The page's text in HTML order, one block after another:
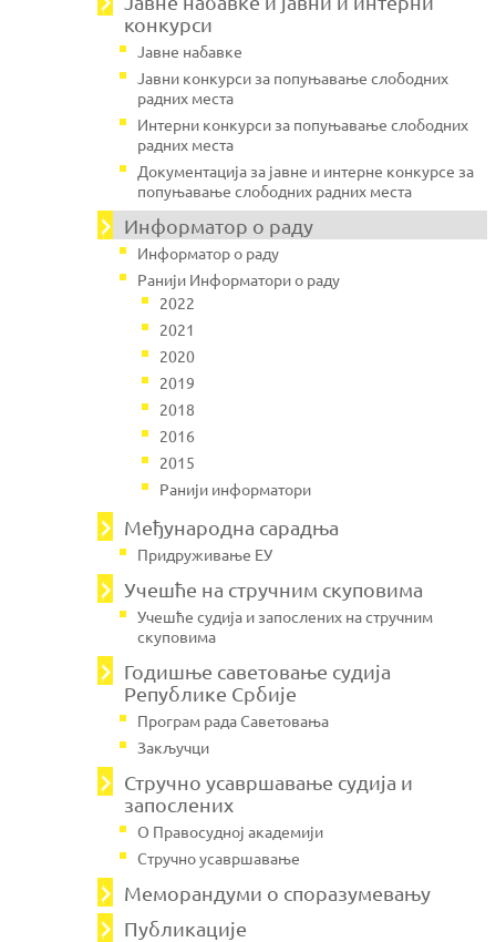
конкурси
Јавне набавке
Јавни конкурси за попуњавање слободних
радних места
Интерни конкурси за попуњавање слободних
радних места
Документација за јавне и интерне конкурсе за
попуњавање слободних радних места
Информатор о раду
Информатор о раду
Ранији Информатори о раду
2022
2021
2020
2019
2018
2016
2015
Ранији информатори
Међународна сарадња
Придруживање ЕУ
Учешће на стручним скуповима
Учешће судија и запослених на стручним
скуповима
Годишње саветовање судија
Републике Србије
Програм рада Саветовања
Закључци
Стручно усавршавање судија и
запослених
О Правосудној академији
Стручно усавршавање
Меморандуми о споразумевању
Публикације